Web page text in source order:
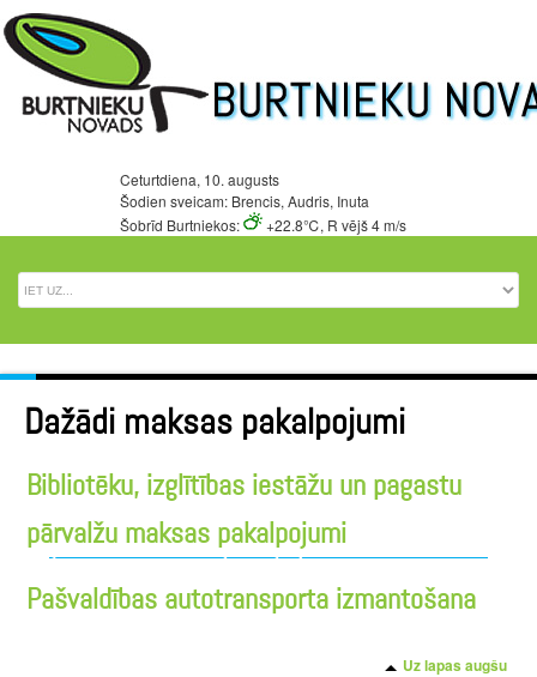
Ceturtdiena, 10. augusts
Šodien sveicam: Brencis, Audris, Inuta
Šobrīd Burtniekos:
+22.8℃, R vējš 4 m/s
Dažādi maksas pakalpojumi
Bibliotēku, izglītības iestāžu un pagastu
pārvalžu maksas pakalpojumi
Pašvaldības autotransporta izmantošana
Uz lapas augšu